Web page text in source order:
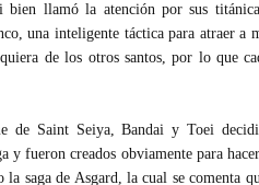
llamó la atención por sus
una inteligente táctica para atraer a
de los otros santos, por lo que
de Saint Seiya, Bandai y Toei
y fueron creados obviamente para
saga de Asgard, la cual se comenta